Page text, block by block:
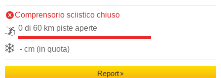
Comprensorio sciistico chiuso
0 di 60 km piste aperte
- cm (in quota)
Report